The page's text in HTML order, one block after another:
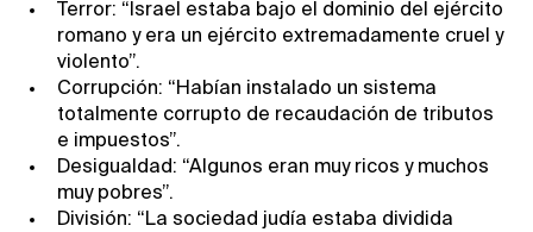
Terror: “Israel estaba bajo el dominio del ejército
romano y era un ejército extremadamente cruel y
violento”.
Corrupción: “Habían instalado un sistema
totalmente corrupto de recaudación de tributos
e impuestos”.
Desigualdad: “Algunos eran muy ricos y muchos
muy pobres”.
División: “La sociedad judía estaba dividida